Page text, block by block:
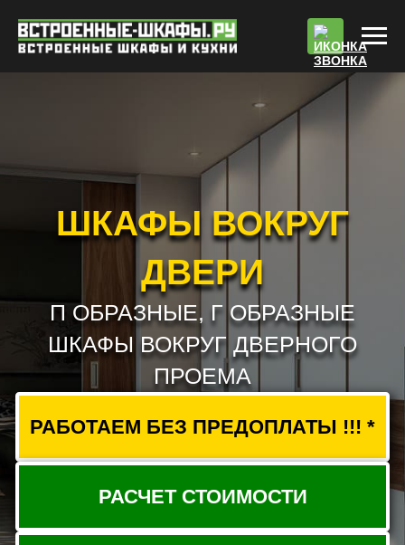
ШКАФЫ ВОКРУГ
П ОБРАЗНЫЕ, Г ОБРАЗНЫЕ
ШКАФЫ ВОКРУГ ДВЕРНОГО
ПРОЕМА
РАБОТАЕМ БЕЗ ПРЕДОПЛАТЫ !!! *
РАСЧЕТ СТОИМОСТИ